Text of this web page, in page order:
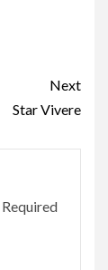
Next
Star Vivere
Required